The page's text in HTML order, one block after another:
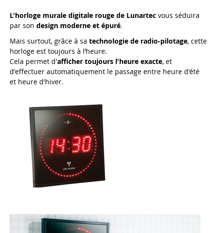
L'horloge murale digitale rouge de Lunartec vous séduira
par sondesign moderne et épuré.
Mais surtout, grâce à satechnologie de radio-pilotage, cette
horloge est toujours à l’heure.
Cela permet d'afficher toujours l'heure exacte, et
d'effectuer automatiquement le passage entre heure d'été
et heure d'hiver.